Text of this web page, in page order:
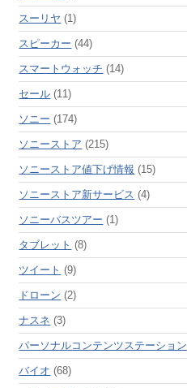
スーリヤ (1)
スピーカー (44)
スマートウォッチ (14)
セール (11)
ソニー (174)
ソニーストア (215)
ソニーストア値下げ情報 (15)
ソニーストア新サービス (4)
ソニーバスツアー (1)
タブレット (8)
ツイート (9)
ドローン (2)
ナスネ (3)
パーソナルコンテンツステーション
バイオ (68)